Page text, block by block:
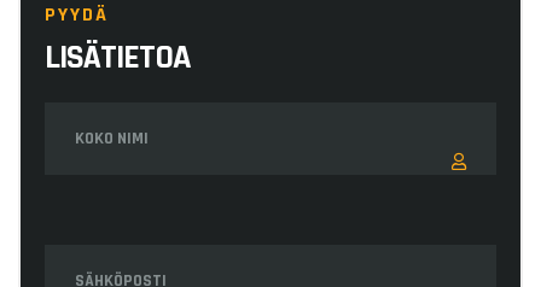
PYYDÄ
LISÄTIETOA